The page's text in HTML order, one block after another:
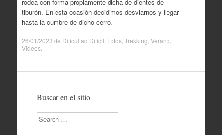
rodea con forma propiamente dicha de dientes de
tiburón. En esta ocasión decidimos desviarnos y llegar
hasta la cumbre de dicho cerro.
26/01/2023 de Dificultad Dificil Fotos, Trekking Verano
Videos.
Buscar en el sitio
Search